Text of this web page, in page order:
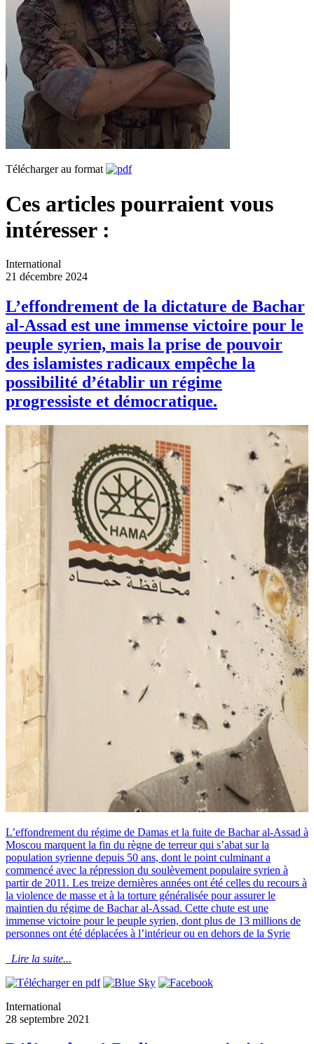
Télécharger au format
Ces articles pourraient vous
intéresser :
International
21 décembre 2024
L’effondrement de la dictature de Bachar
al-Assad est une immense victoire pour le
peuple syrien, mais la prise de pouvoir
des islamistes radicaux empêche la
possibilité d’établir un régime
progressiste et démocratique.
L’effondrement du régime de Damas et la fuite de Bachar al-Assad à
Moscou marquent la fin du règne de terreur qui s’abat sur la
population syrienne depuis 50 ans, dont le point culminant a
commencé avec la répression du soulèvement populaire syrien à
partir de 2011. Les treize dernières années ont été celles du recours à
la violence de masse et à la torture généralisée pour assurer le
maintien du régime de Bachar al-Assad. Cette chute est une
immense victoire pour le peuple syrien, dont plus de 13 millions de
personnes ont été déplacées à l’intérieur ou en dehors de la Syrie
Lire la suite...
International
28 septembre 2021